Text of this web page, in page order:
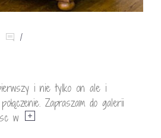
1
i nie tylko on ale i
Zapraszam do galerii
w